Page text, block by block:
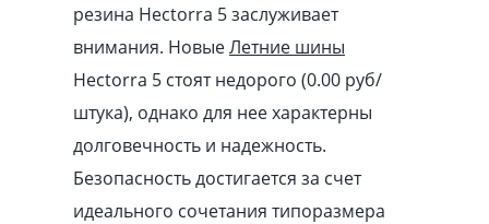
резина Hectorra 5 заслуживает
внимания. НовыеЛетние шины
Hectorra 5 стоят недорого (0.00 pуб/
штука), однако для нее характерны
долговечность и надежность.
Безопасность достигается за счет
идеального сочетания типоразмера